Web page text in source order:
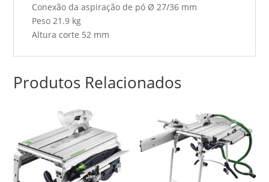
Conexão da aspiração de pó Ø 27/36 mm
Peso 21.9 kg
Altura corte 52 mm
Produtos Relacionados